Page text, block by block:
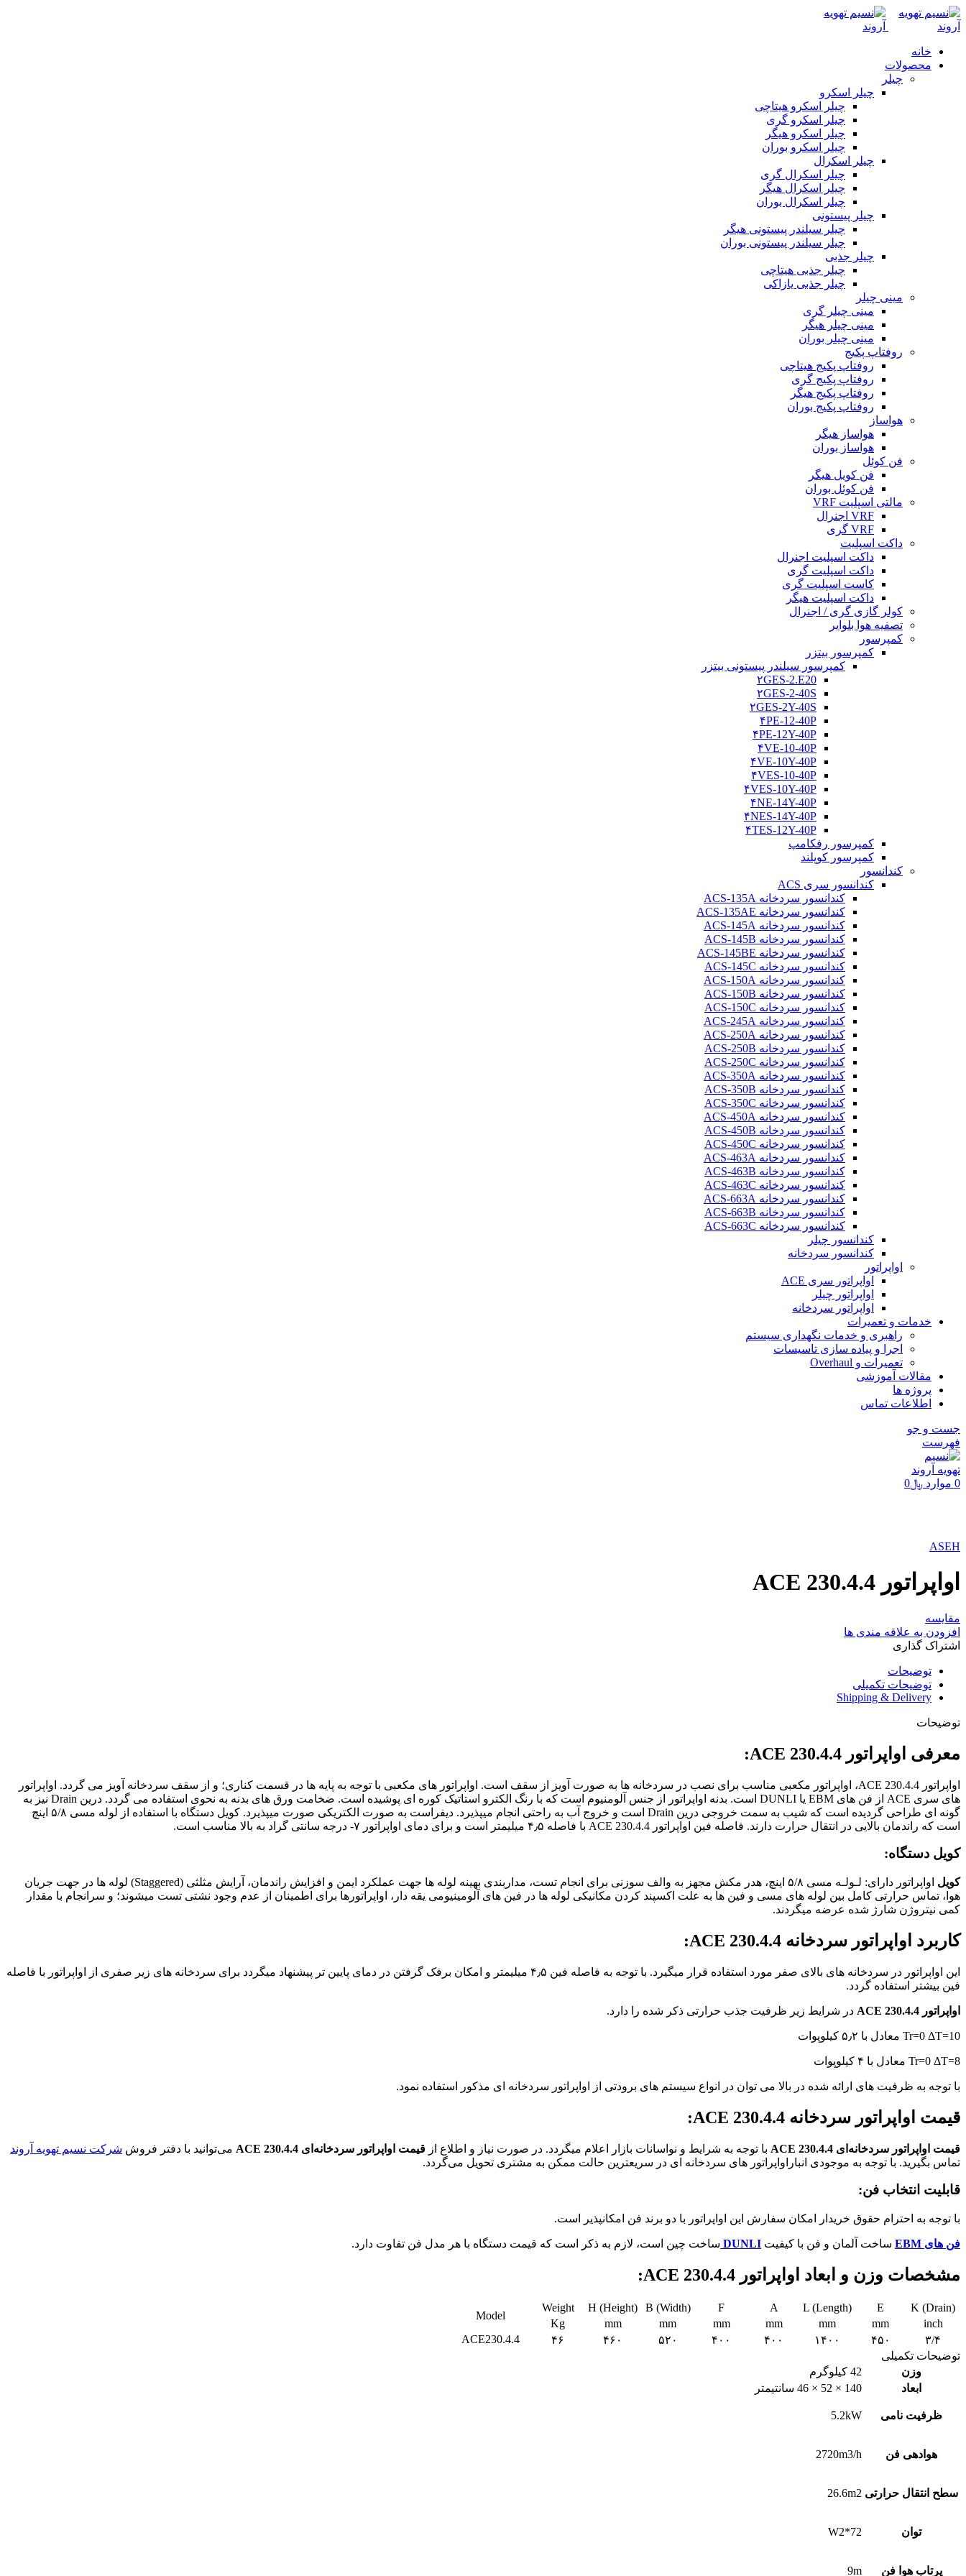
خانه
محصولات
چیلر
چیلر اسکرو
چیلر اسکرو هیتاچی
چیلر اسکرو گری
چیلر اسکرو هیگر
چیلر اسکرو بوران
چیلر اسکرال
چیلر اسکرال گری
چیلر اسکرال هیگر
چیلر اسکرال بوران
چیلر پیستونی
چیلر سیلندر پیستونی هیگر
چیلر سیلندر پیستونی بوران
چیلر جذبی
چیلر جذبی هیتاچی
چیلر جذبی یازاکی
مینی چیلر
مینی چیلر گری
مینی چیلر هیگر
مینی چیلر بوران
روفتاپ پکیج
روفتاپ پکیج هیتاچی
روفتاپ پکیج گری
روفتاپ پکیج هیگر
روفتاپ پکیج بوران
هواساز
هواساز هیگر
هواساز بوران
فن کوئل
فن کویل هیگر
فن کوئل بوران
مالتی اسپلیت VRF
VRF اجنرال
VRF گری
داکت اسپلیت
داکت اسپلیت اجنرال
داکت اسپلیت گری
کاست اسپلیت گری
داکت اسپلیت هیگر
کولر گازی گری / اجنرال
تصفیه هوا بلوایر
کمپرسور
کمپرسور بیتزر
کمپرسور سیلندر پیستونی بیتزر
۲GES-2.E20
۲GES-2-40S
۲GES-2Y-40S
۴PE-12-40P
۴PE-12Y-40P
۴VE-10-40P
۴VE-10Y-40P
۴VES-10-40P
۴VES-10Y-40P
۴NE-14Y-40P
۴NES-14Y-40P
۴TES-12Y-40P
کمپرسور رفکامپ
کمپرسور کوپلند
کندانسور
کندانسور سری ACS
کندانسور سردخانه ACS-135A
کندانسور سردخانه ACS-135AE
کندانسور سردخانه ACS-145A
کندانسور سردخانه ACS-145B
کندانسور سردخانه ACS-145BE
کندانسور سردخانه ACS-145C
کندانسور سردخانه ACS-150A
کندانسور سردخانه ACS-150B
کندانسور سردخانه ACS-150C
کندانسور سردخانه ACS-245A
کندانسور سردخانه ACS-250A
کندانسور سردخانه ACS-250B
کندانسور سردخانه ACS-250C
کندانسور سردخانه ACS-350A
کندانسور سردخانه ACS-350B
کندانسور سردخانه ACS-350C
کندانسور سردخانه ACS-450A
کندانسور سردخانه ACS-450B
کندانسور سردخانه ACS-450C
کندانسور سردخانه ACS-463A
کندانسور سردخانه ACS-463B
کندانسور سردخانه ACS-463C
کندانسور سردخانه ACS-663A
کندانسور سردخانه ACS-663B
کندانسور سردخانه ACS-663C
کندانسور چیلر
کندانسور سردخانه
اواپراتور
اواپراتور سری ACE
اواپراتور چیلر
اواپراتور سردخانه
خدمات و تعمیرات
راهبری و خدمات نگهداری سیستم
اجرا و پیاده سازی تاسیسات
تعمیرات و Overhaul
مقالات آموزشی
پروژه ها
اطلاعات تماس
جست و جو
فهرست
0 موارد ﷼0
ASEH
اواپراتور ACE 230.4.4
مقایسه
افزودن به علاقه مندی ها
اشتراک گذاری
توضیحات
توضیحات تکمیلی
Shipping & Delivery
توضیحات
معرفی اواپراتور ACE 230.4.4:
اواپراتور ACE 230.4.4، اواپراتور مکعبی مناسب برای نصب در سردخانه ها به صورت آویز از سقف است. اواپراتور های مکعبی با توجه به پایه ها در قسمت کناری؛ و از سقف سردخانه آویز می گردد. اواپراتور
های سری ACE از فن های EBM یا DUNLI است. بدنه اواپراتور از جنس آلومنیوم است که با رنگ الکترو استاتیک کوره ای پوشیده است. ضخامت ورق های بدنه به نحوی استفاده می گردد. درین Drain نیز به
گونه ای طراحی گردیده است که شیب به سمت خروجی درین Drain است و خروج آب به راحتی انجام میپذیرد. دیفراست به صورت الکتریکی صورت میپذیرد. کویل دستگاه با استفاده از لوله مسی ۵/۸ اینچ
است که راندمان بالایی در انتقال حرارت دارند. فاصله فین اواپراتور ACE 230.4.4 با فاصله ۴٫۵ میلیمتر است و برای دمای اواپراتور ۷- درجه سانتی گراد به بالا مناسب است.
کویل دستگاه:
کویل
اواپراتور دارای: لـولـه مسی ۵/٨ اینچ، هدر مکش مجهز به والف سوزنی برای انجام تست، مداربندی بهینه لوله ها جهت عملکرد ایمن و افزایش راندمان، آرایش مثلثی (Staggered) لوله ها در جهت جریان
هوا، تماس حرارتی کامل بین لوله های مسی و فین ها به علت اکسپند کردن مکانیکی لوله ها در فین های آلومینیومی یقه دار، اواپراتورها برای اطمینان از عدم وجود نشتی تست میشوند؛ و سرانجام با مقدار
کمی نیتروژن شارژ شده عرضه میگردند.
کاربرد اواپراتور سردخانه ACE 230.4.4:
این اواپراتور در سردخانه های بالای صفر مورد استفاده قرار میگیرد. با توجه به فاصله فین ۴٫۵ میلیمتر و امکان برفک گرفتن در دمای پایین تر پیشنهاد میگردد برای سردخانه های زیر صفری از اواپراتور با فاصله
فین بیشتر استفاده گردد.
اواپراتور ACE 230.4.4 در شرایط زیر ظرفیت جذب حرارتی ذکر شده را دارد.
Tr=0 ΔT=10 معادل با ۵٫۲ کیلوپوات
Tr=0 ΔT=8 معادل با ۴ کیلوپوات
با توجه به ظرفیت های ارائه شده در بالا می توان در انواع سیستم های برودتی از اواپراتور سردخانه ای مذکور استفاده نمود.
قیمت اواپراتور سردخانه ACE 230.4.4:
قیمت اواپراتور سردخانه‌ای ACE 230.4.4 با توجه به شرایط و نواسانات بازار اعلام میگردد. در صورت نیاز و اطلاع از قیمت اواپراتور سردخانه‌ای ACE 230.4.4 می‌توانید با دفتر فروش شرکت نسیم تهویه آروند
تماس بگیرید. با توجه به موجودی انباراواپراتور های سردخانه ای در سریعترین حالت ممکن به مشتری تحویل می‌گردد.
قابلیت انتخاب فن:
با توجه به احترام حقوق خریدار امکان سفارش این اواپراتور با دو برند فن امکانپذیر است.
فن های EBM ساخت آلمان و فن با کیفیت DUNLI ساخت چین است، لازم به ذکر است که قیمت دستگاه با هر مدل فن تفاوت دارد.
مشخصات وزن و ابعاد اواپراتور ACE 230.4.4:
K (Drain)
E
L (Length)
A
F
B (Width)
H (Height)
Weight
Model
inch
mm
mm
mm
mm
mm
mm
Kg
۳/۴
۴۵۰ ۱۴۰۰ ۴۰۰ ۴۰۰ ۵۲۰ ۴۶۰ ۴۶
ACE230.4.4
توضیحات تکمیلی
وزن
42 کیلوگرم
ابعاد
140 × 52 × 46 سانتیمتر
ظرفیت نامی 5.2kW
هوادهی فن 2720m3/h
سطح انتقال حرارتی 26.6m2
توان W2*72
پرتاب هوا فن 9m